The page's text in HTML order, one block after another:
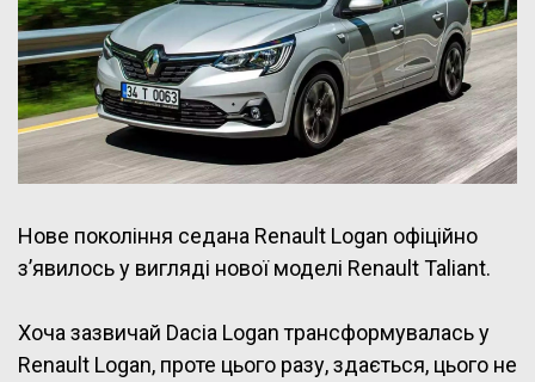
Нове покоління седана Renault Logan офіційно
з’явилось у вигляді нової моделі Renault Taliant.
Хоча зазвичай Dacia Logan трансформувалась у
Renault Logan, проте цього разу, здається, цього не